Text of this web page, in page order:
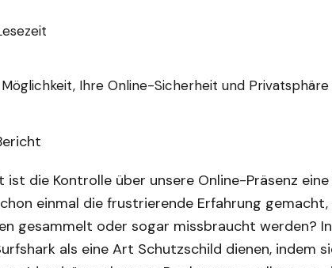
Ihre Online-Sicherheit und
die Kontrolle über unsere Online-Präsenz
einmal die frustrierende Erfahrung gemacht,
gesammelt oder sogar missbraucht werden?
als eine Art Schutzschild dienen, indem